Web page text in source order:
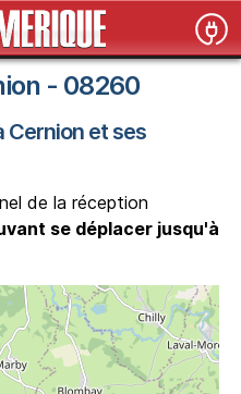
- 08260
Cernion et ses
de la réception
se déplacer jusqu'à